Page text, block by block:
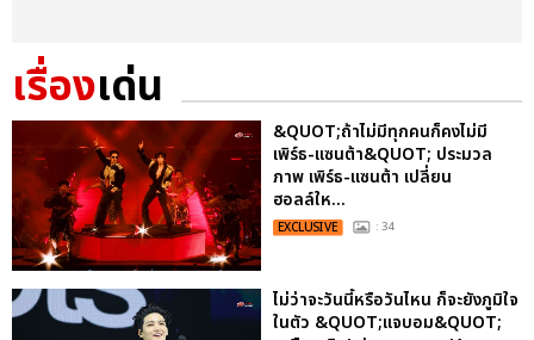
เรื่องเด่น
&QUOT;ถ้าไม่มีทุกคนก็คงไม่มี
เพิร์ธ-แซนต้า&QUOT; ประมวล
ภาพ เพิร์ธ-แซนต้า เปลี่ยน
ฮอลล์ให...
EXCLUSIVE : 34
ไม่ว่าจะวันนี้หรือวันไหน ก็จะยังภูมิใจ
ในตัว &QUOT;แจบอม&QUOT;